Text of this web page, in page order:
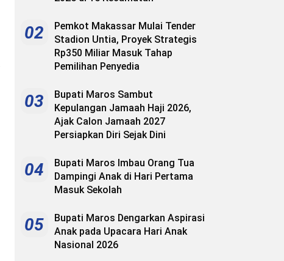
02
Pemkot Makassar Mulai Tender
Stadion Untia, Proyek Strategis
Rp350 Miliar Masuk Tahap
Pemilihan Penyedia
03
Bupati Maros Sambut
Kepulangan Jamaah Haji 2026,
Ajak Calon Jamaah 2027
Persiapkan Diri Sejak Dini
04
Bupati Maros Imbau Orang Tua
Dampingi Anak di Hari Pertama
Masuk Sekolah
05
Bupati Maros Dengarkan Aspirasi
Anak pada Upacara Hari Anak
Nasional 2026